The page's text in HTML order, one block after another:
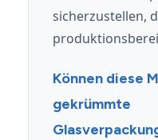
sicherzustellen,
Können diese
gekrümmte